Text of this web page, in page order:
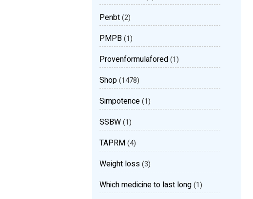
Penbt(2)
PMPB(1)
Provenformulafored(1)
Shop(1478)
Simpotence(1)
SSBW(1)
TAPRM(4)
Weight loss(3)
Which medicine to last long(1)